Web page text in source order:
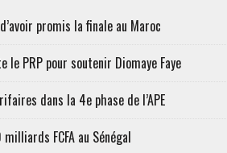
promis la finale au Maroc
le PRP pour soutenir Diomaye Faye
dans la 4e phase de l’APE
FCFA au Sénégal